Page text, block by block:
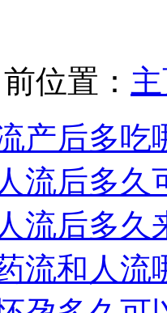
位置：
产后多吃
人流后多久
人流后多久
流和人流